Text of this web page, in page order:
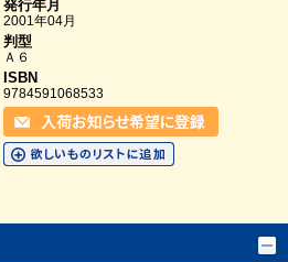
発行年月
2001年04月
判型
Ａ６
ISBN
9784591068533